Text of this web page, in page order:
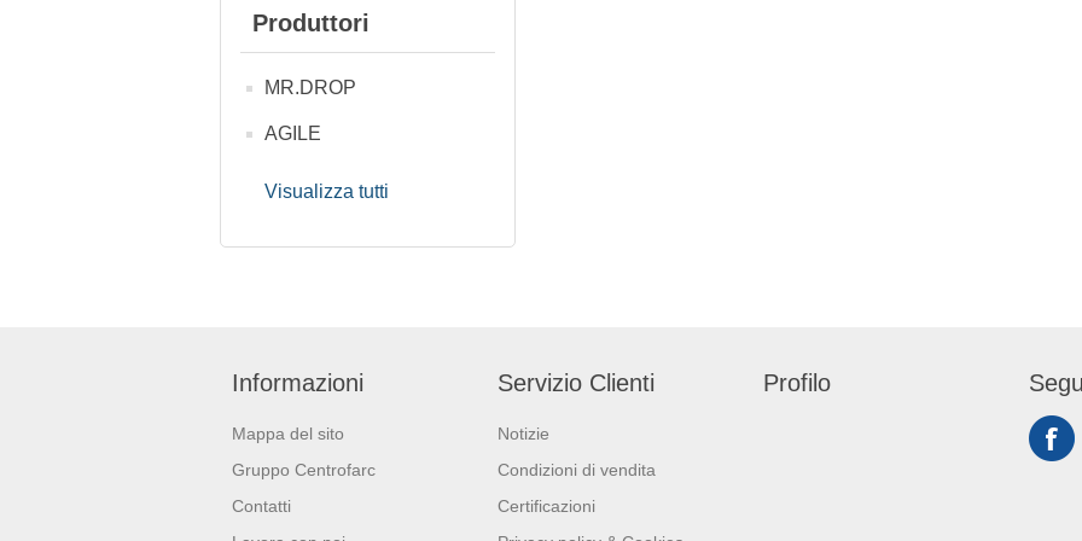
Produttori
MR.DROP
AGILE
Visualizza tutti
Informazioni
Mappa del sito
Gruppo Centrofarc
Contatti
Servizio Clienti
Notizie
Condizioni di vendita
Certificazioni
Profilo